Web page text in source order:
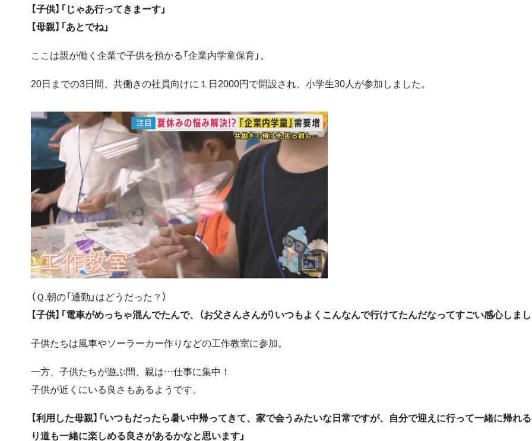
【子供】「じゃあ行ってきまーす」
【母親】「あとでね」
ここは親が働く企業で子供を預かる「企業内学童保育」。
20日までの3日間、共働きの社員向けに１日2000円で開設され、小学生30人が参加しました。
（Ｑ.朝の「通勤」はどうだった？）
【子供】「電車がめっちゃ混んでたんで、（お父さんさんが）いつもよくこんなんで行けてたんだなってすごい感心しまし
子供たちは風車やソーラーカー作りなどの工作教室に参加。
一方、子供たちが遊ぶ間、親は…仕事に集中！
子供が近くにいる良さもあるようです。
【利用した母親】「いつもだったら暑い中帰ってきて、家で会うみたいな日常ですが、自分で迎えに行って一緒に帰れ
り道も一緒に楽しめる良さがあるかなと思います」